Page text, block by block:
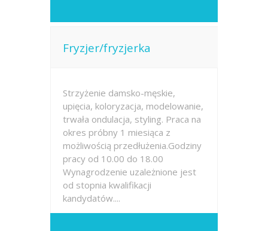
Fryzjer/fryzjerka
Strzyżenie damsko-męskie,
upięcia, koloryzacja, modelowanie,
trwała ondulacja, styling. Praca na
okres próbny 1 miesiąca z
możliwością przedłużenia.Godziny
pracy od 10.00 do 18.00
Wynagrodzenie uzależnione jest
od stopnia kwalifikacji
kandydatów....